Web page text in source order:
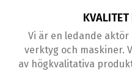
Vi är en ledande
verktyg och maskiner.
av högkvalitativa